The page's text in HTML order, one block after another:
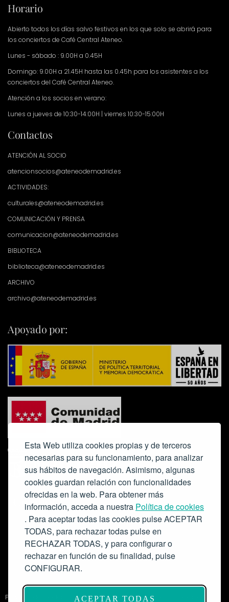
Esta Web utiliza cookies propias y de terceros
necesarias para su funcionamiento, para analizar
sus hábitos de navegación. Asimismo, algunas
cookies guardan relación con funcionalidades
ofrecidas en la web. Para obtener más
información, acceda a nuestra Política de cookies
. Para aceptar todas las cookies pulse ACEPTAR
TODAS, para rechazar todas pulse en
RECHAZAR TODAS, y para configurar o
rechazar en función de su finalidad, pulse
CONFIGURAR.
ACEPTAR TODAS
Horario
Abierto todos los días salvo festivos en los que solo se abrirá para
los conciertos de Café Central Ateneo.
Lunes - sábado : 9.00H a 0.45H
Domingo: 9.00H a 21.45H hasta las 0.45h para los asistentes a los
conciertos del Café Central Ateneo.
Atención a los socios en verano:
Lunes a jueves de 10:30-14:00H | viernes 10:30-15:00H
Contactos
ATENCIÓN AL SOCIO
atencionsocios@ateneodemadrid.es
ACTIVIDADES:
culturales@ateneodemadrid.es
COMUNICACIÓN Y PRENSA
comunicacion@ateneodemadrid.es
BIBLIOTECA
biblioteca@ateneodemadrid.es
ARCHIVO
archivo@ateneodemadrid.es
Apoyado por:
Colabora:
Proyecto de modernización de infraestructuras y digitalización del